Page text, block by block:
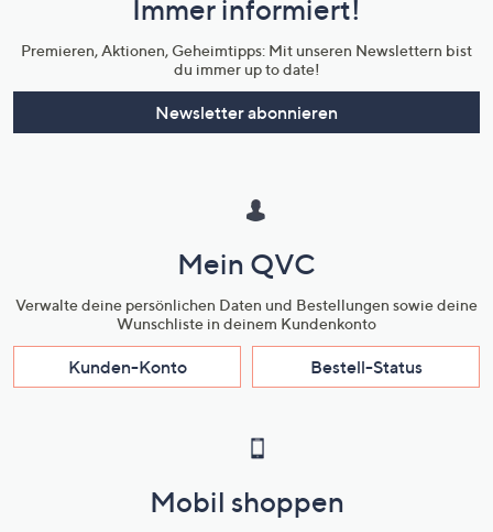
Unternehmensinformationen
Immer informiert!
Premieren, Aktionen, Geheimtipps: Mit unseren Newslettern bist
du immer up to date!
Newsletter abonnieren
Mein QVC
Verwalte deine persönlichen Daten und Bestellungen sowie deine
Wunschliste in deinem Kundenkonto
Kunden-Konto Bestell-Status
Mobil shoppen